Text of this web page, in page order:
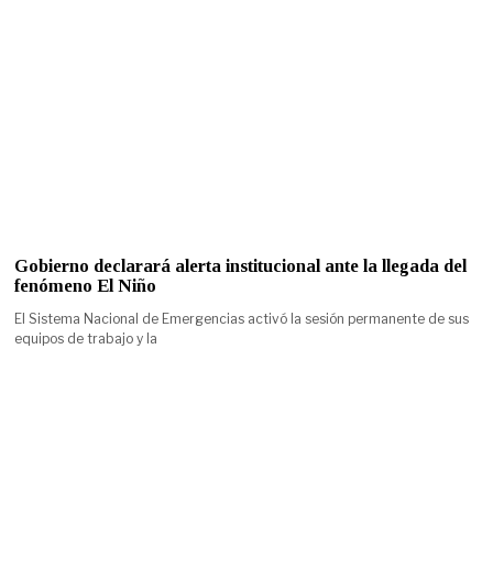
Gobierno declarará alerta institucional ante la llegada del
fenómeno El Niño
El Sistema Nacional de Emergencias activó la sesión permanente de sus
equipos de trabajo y la